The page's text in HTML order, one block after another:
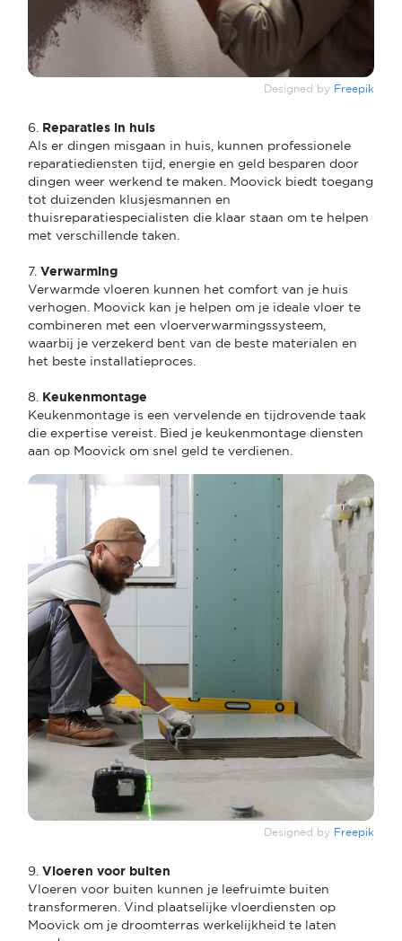
Designed by Freepik
6. Reparaties in huis
Als er dingen misgaan in huis, kunnen professionele
reparatiediensten tijd, energie en geld besparen door
dingen weer werkend te maken. Moovick biedt toegang
tot duizenden klusjesmannen en
thuisreparatiespecialisten die klaar staan om te helpen
met verschillende taken.
7. Verwarming
Verwarmde vloeren kunnen het comfort van je huis
verhogen. Moovick kan je helpen om je ideale vloer te
combineren met een vloerverwarmingssysteem,
waarbij je verzekerd bent van de beste materialen en
het beste installatieproces.
8. Keukenmontage
Keukenmontage is een vervelende en tijdrovende taak
die expertise vereist. Bied je keukenmontage diensten
aan op Moovick om snel geld te verdienen.
Designed by Freepik
9. Vloeren voor buiten
Vloeren voor buiten kunnen je leefruimte buiten
transformeren. Vind plaatselijke vloerdiensten op
Moovick om je droomterras werkelijkheid te laten